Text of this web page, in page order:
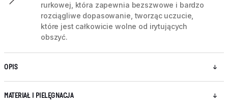
rurkowej, która zapewnia bezszwowe i bardzo
rozciągliwe dopasowanie, tworząc uczucie,
które jest całkowicie wolne od irytujących
obszyć.
OPIS
MATERIAŁ I PIELĘGNACJA